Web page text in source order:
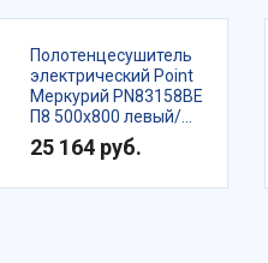
Полотенцесушитель
электрический Point
Меркурий PN83158BE
П8 500x800 левый/
правый, черный
25 164 руб.